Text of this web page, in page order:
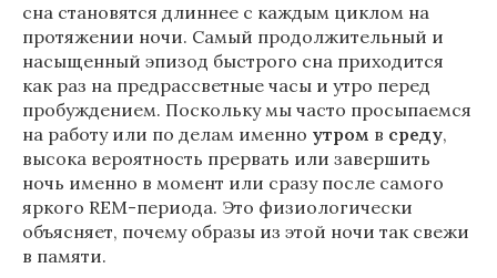
сна становятся длиннее с каждым циклом на
протяжении ночи. Самый продолжительный и
насыщенный эпизод быстрого сна приходится
как раз на предрассветные часы и утро перед
пробуждением. Поскольку мы часто просыпаемся
на работу или по делам именно утром в среду,
высока вероятность прервать или завершить
ночь именно в момент или сразу после самого
яркого REM-периода. Это физиологически
объясняет, почему образы из этой ночи так свежи
в памяти.